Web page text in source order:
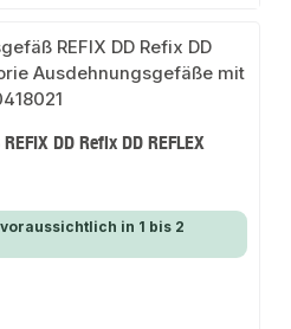
DD Refix DD REFLEX
in 1 bis 2